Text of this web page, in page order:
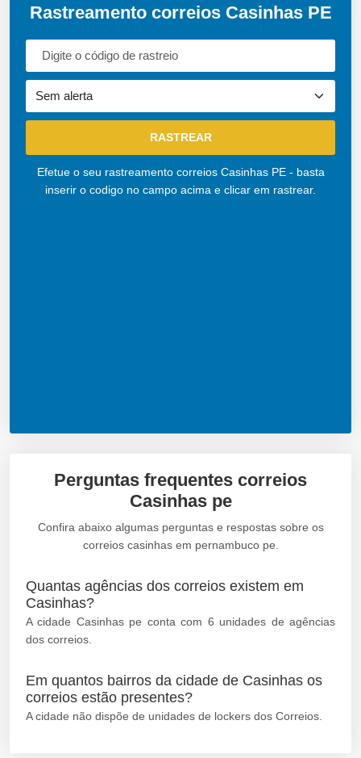
Rastreamento correios Casinhas PE
Efetue o seu rastreamento correios Casinhas PE - basta
inserir o codigo no campo acima e clicar em rastrear.
Perguntas frequentes correios
Casinhas pe
Confira abaixo algumas perguntas e respostas sobre os
correios casinhas em pernambuco pe.
Quantas agências dos correios existem em
Casinhas?
A cidade Casinhas pe conta com 6 unidades de agências
dos correios.
Em quantos bairros da cidade de Casinhas os
correios estão presentes?
A cidade não dispõe de unidades de lockers dos Correios.